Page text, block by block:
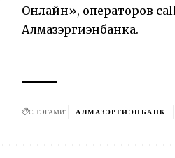
Онлайн», операторов
Алмазэргиэнбанка.
С ТЭГАМИ: АЛМАЗЭРГИЭНБАНК